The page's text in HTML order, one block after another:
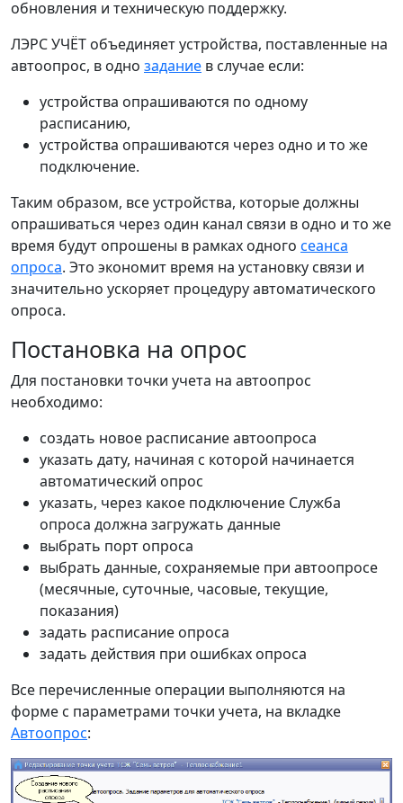
обновления и техническую поддержку.
ЛЭРС УЧЁТ объединяет устройства, поставленные на
автоопрос, в одно задание в случае если:
устройства опрашиваются по одному
расписанию,
устройства опрашиваются через одно и то же
подключение.
Таким образом, все устройства, которые должны
опрашиваться через один канал связи в одно и то же
время будут опрошены в рамках одного сеанса
опроса. Это экономит время на установку связи и
значительно ускоряет процедуру автоматического
опроса.
Постановка на опрос
Для постановки точки учета на автоопрос
необходимо:
создать новое расписание автоопроса
указать дату, начиная с которой начинается
автоматический опрос
указать, через какое подключение Служба
опроса должна загружать данные
выбрать порт опроса
выбрать данные, сохраняемые при автоопросе
(месячные, суточные, часовые, текущие,
показания)
задать расписание опроса
задать действия при ошибках опроса
Все перечисленные операции выполняются на
форме с параметрами точки учета, на вкладке
Автоопрос: